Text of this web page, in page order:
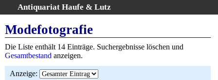
Antiquariat Haufe & Lutz
Home
Gesamtbestand
Kategorien
Modefotografie
Die Liste enthält 14 Einträge. Suchergebnisse löschen und
Gesamtbestand anzeigen.
Anzeige: